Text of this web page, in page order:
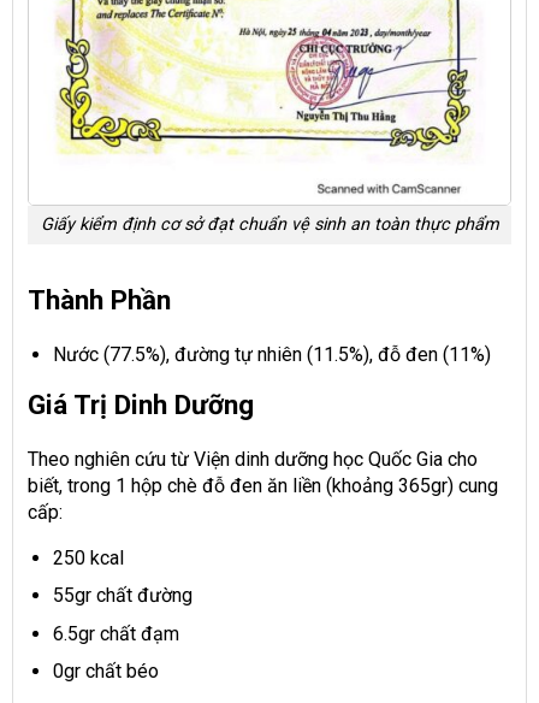
Giấy kiểm định cơ sở đạt chuẩn vệ sinh an toàn thực phẩm
Thành Phần
Nước (77.5%), đường tự nhiên (11.5%), đỗ đen (11%)
Giá Trị Dinh Dưỡng
Theo nghiên cứu từ Viện dinh dưỡng học Quốc Gia cho
biết, trong 1 hộp chè đỗ đen ăn liền (khoảng 365gr) cung
cấp:
250 kcal
55gr chất đường
6.5gr chất đạm
0gr chất béo